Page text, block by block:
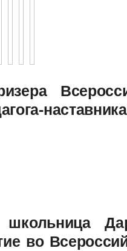
наставника
школьница
во